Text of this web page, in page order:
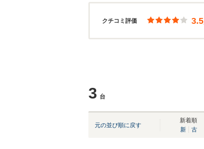
クチコミ評価 3.5
3 台
元の並び順に戻す
新着順
新
古